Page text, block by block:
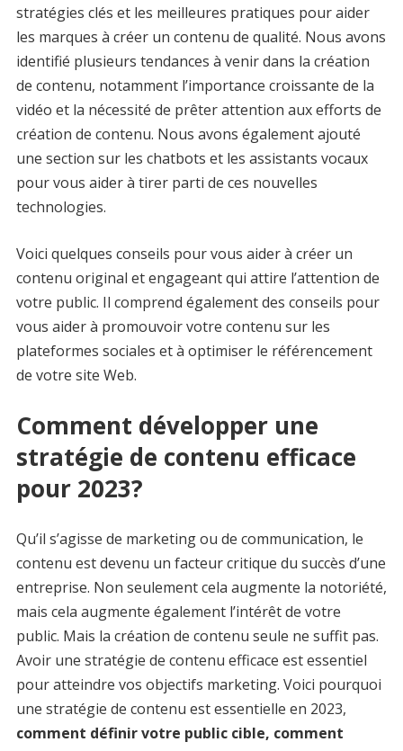
stratégies clés et les meilleures pratiques pour aider
les marques à créer un contenu de qualité. Nous avons
identifié plusieurs tendances à venir dans la création
de contenu, notamment l’importance croissante de la
vidéo et la nécessité de prêter attention aux efforts de
création de contenu. Nous avons également ajouté
une section sur les chatbots et les assistants vocaux
pour vous aider à tirer parti de ces nouvelles
technologies.
Voici quelques conseils pour vous aider à créer un
contenu original et engageant qui attire l’attention de
votre public. Il comprend également des conseils pour
vous aider à promouvoir votre contenu sur les
plateformes sociales et à optimiser le référencement
de votre site Web.
Comment développer une
stratégie de contenu efficace
pour 2023?
Qu’il s’agisse de marketing ou de communication, le
contenu est devenu un facteur critique du succès d’une
entreprise. Non seulement cela augmente la notoriété,
mais cela augmente également l’intérêt de votre
public. Mais la création de contenu seule ne suffit pas.
Avoir une stratégie de contenu efficace est essentiel
pour atteindre vos objectifs marketing. Voici pourquoi
une stratégie de contenu est essentielle en 2023,
comment définir votre public cible, comment